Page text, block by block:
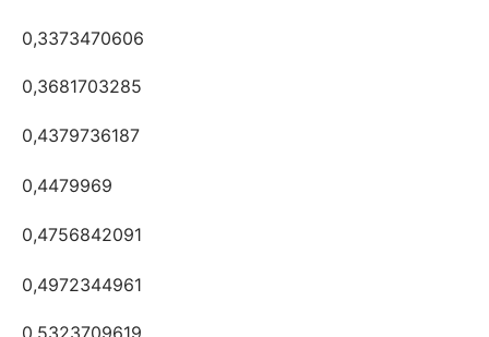
0,3373470606
0,3681703285
0,4379736187
0,4479969
0,4756842091
0,4972344961